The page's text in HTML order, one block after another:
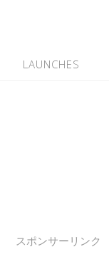
LAUNCHES
スポンサーリンク